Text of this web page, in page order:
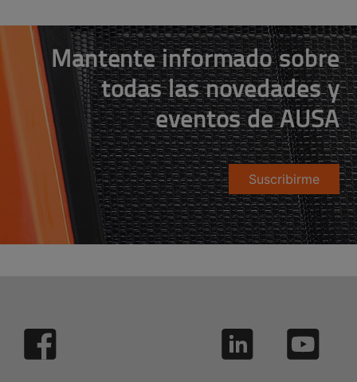
Mantente informado sobre
todas las novedades y
eventos de AUSA
Suscribirme